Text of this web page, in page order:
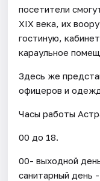
посетители
XIX века, их
гостиную,
караульное
Здесь же
офицеров и
Часы работы
00 до 18.
00- выходной
санитарный день